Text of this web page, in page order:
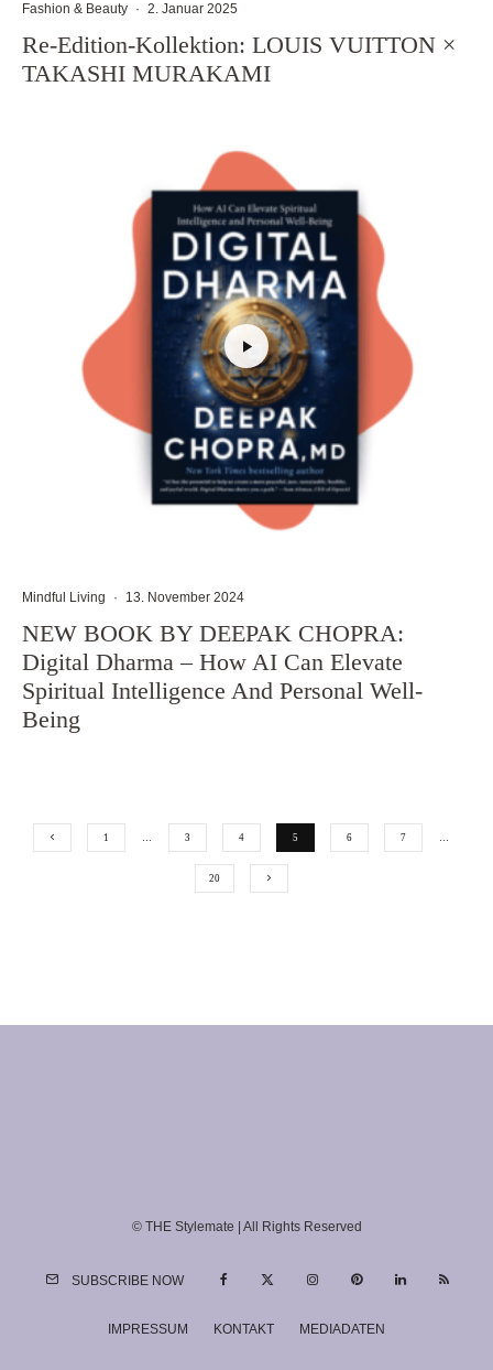
Fashion & Beauty · 2. Januar 2025
Re-Edition-Kollektion: LOUIS VUITTON ×
TAKASHI MURAKAMI
Mindful Living · 13. November 2024
NEW BOOK BY DEEPAK CHOPRA:
Digital Dharma – How AI Can Elevate
Spiritual Intelligence And Personal Well-
Being
1 … 3 4 5 6 7 …
20
© THE Stylemate | All Rights Reserved
SUBSCRIBE NOW
IMPRESSUM KONTAKT MEDIADATEN